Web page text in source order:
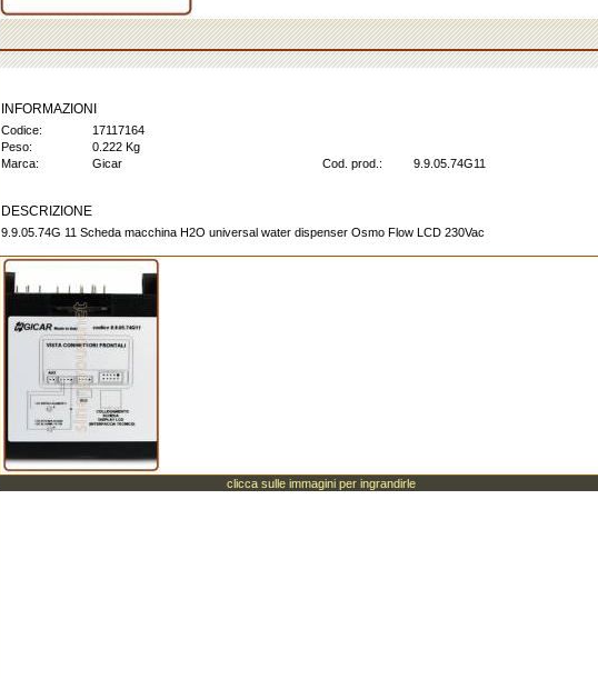
INFORMAZIONI
Codice:
17117164
Peso:
0.222 Kg
Marca:
Gicar Cod. prod.: 9.9.05.74G11
DESCRIZIONE
9.9.05.74G 11 Scheda macchina H2O universal water dispenser Osmo Flow LCD 230Vac
clicca sulle immagini per ingrandirle